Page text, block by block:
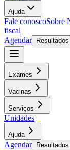
Ajuda
Fale conoscoSobre
fiscal
Agendar
Resultados
Exames
Vacinas
Serviços
Unidades
Ajuda
Agendar